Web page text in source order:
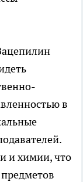
в
и химии, что